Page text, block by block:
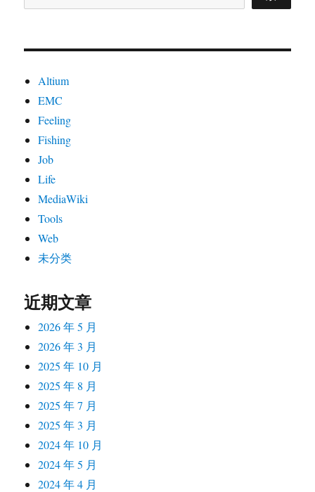
Altium
EMC
Feeling
Fishing
Job
Life
MediaWiki
Tools
Web
未分类
近期文章
2026 年 5 月
2026 年 3 月
2025 年 10 月
2025 年 8 月
2025 年 7 月
2025 年 3 月
2024 年 10 月
2024 年 5 月
2024 年 4 月